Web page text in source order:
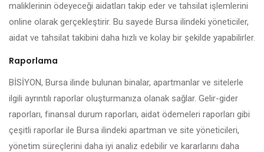
maliklerinin ödeyeceği aidatları takip eder ve tahsilat işlemlerini
online olarak gerçekleştirir. Bu sayede Bursa ilindeki yöneticiler,
aidat ve tahsilat takibini daha hızlı ve kolay bir şekilde yapabilirler.
Raporlama
BİSİYON, Bursa ilinde bulunan binalar, apartmanlar ve sitelerle
ilgili ayrıntılı raporlar oluşturmanıza olanak sağlar. Gelir-gider
raporları, finansal durum raporları, aidat ödemeleri raporları gibi
çeşitli raporlar ile Bursa ilindeki apartman ve site yöneticileri,
yönetim süreçlerini daha iyi analiz edebilir ve kararlarını daha